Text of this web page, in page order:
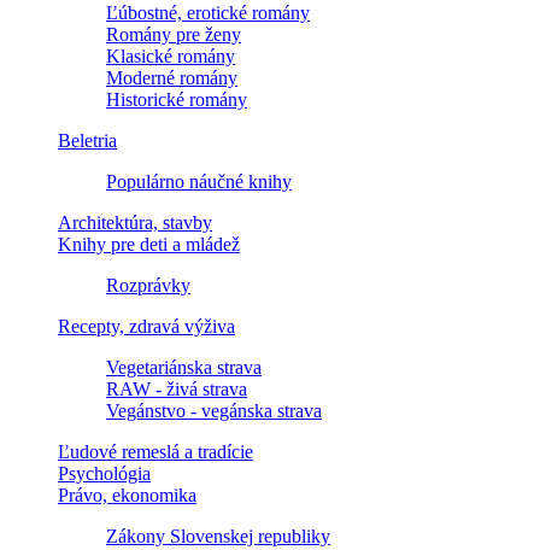
Ľúbostné, erotické romány
Romány pre ženy
Klasické romány
Moderné romány
Historické romány
Beletria
Populárno náučné knihy
Architektúra, stavby
Knihy pre deti a mládež
Rozprávky
Recepty, zdravá výživa
Vegetariánska strava
RAW - živá strava
Vegánstvo - vegánska strava
Ľudové remeslá a tradície
Psychológia
Právo, ekonomika
Zákony Slovenskej republiky